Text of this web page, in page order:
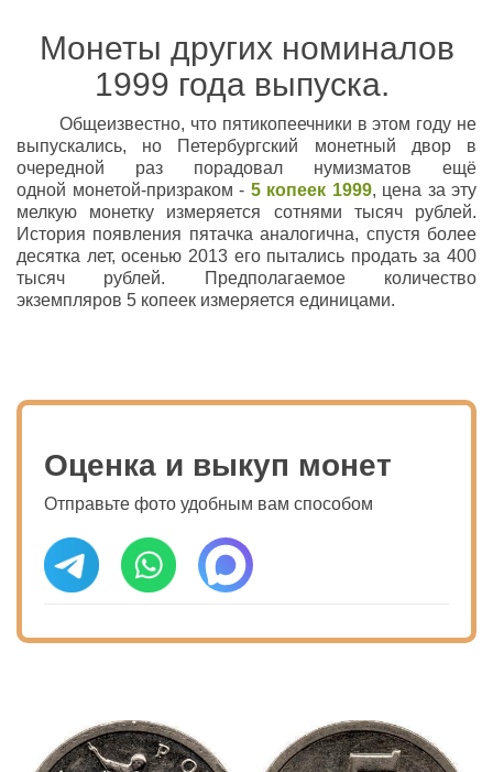
Монеты других номиналов
1999 года выпуска.
Общеизвестно, что пятикопеечники в этом году не
выпускались, но Петербургский монетный двор в
очередной раз порадовал нумизматов ещё
одной монетой-призраком - 5 копеек 1999, цена за эту
мелкую монетку измеряется сотнями тысяч рублей.
История появления пятачка аналогична, спустя более
десятка лет, осенью 2013 его пытались продать за 400
тысяч рублей. Предполагаемое количество
экземпляров 5 копеек измеряется единицами.
Оценка и выкуп монет
Отправьте фото удобным вам способом